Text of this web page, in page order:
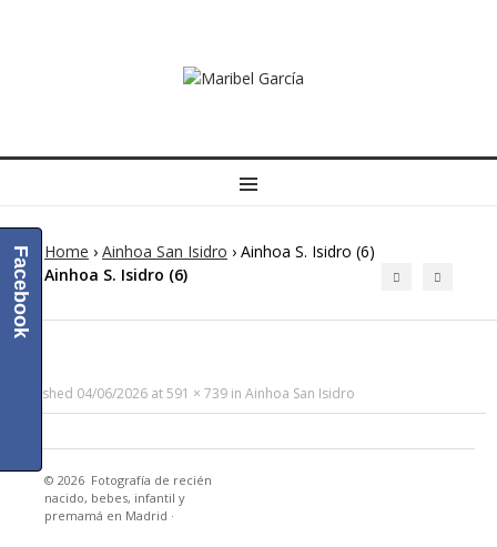
MENU
Home › Ainhoa San Isidro › Ainhoa S. Isidro (6)
Ainhoa S. Isidro (6)
Published 04/06/2026 at591 × 739 in Ainhoa San Isidro
© 2026 Fotografía de recién
nacido, bebes, infantil y
premamá en Madrid ·
Facebook